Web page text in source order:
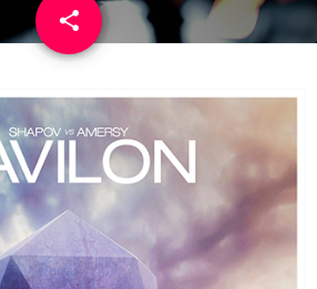
share
email